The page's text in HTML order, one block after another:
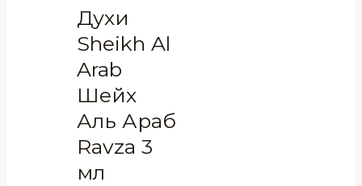
Духи
Sheikh Al
Arab
Шейх
Аль Араб
Ravza 3
мл